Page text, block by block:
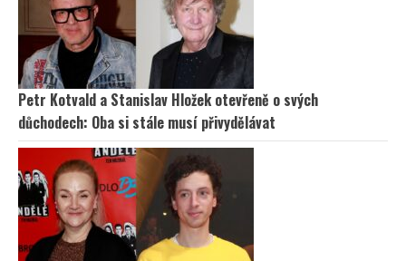
Petr Kotvald a Stanislav Hložek otevřeně o svých
důchodech: Oba si stále musí přivydělávat